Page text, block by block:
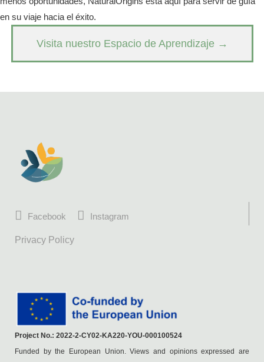
en su viaje hacia el éxito.
Visita nuestro Espacio de Aprendizaje →
Facebook Instagram
Privacy Policy
Project No.: 2022-2-CY02-KA220-YOU-000100524
Funded by the European Union. Views and opinions expressed are